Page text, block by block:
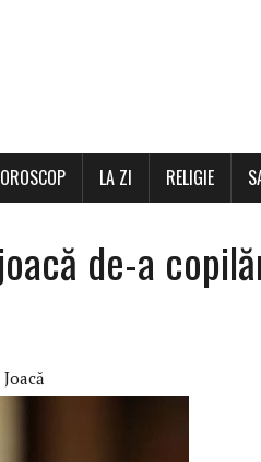
LA ZI RELIGIE
de-a
Joacă